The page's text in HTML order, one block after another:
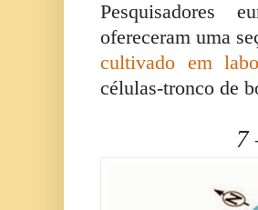
Pesquisadores
ofereceram uma
cultivado em
células-tronco de
7